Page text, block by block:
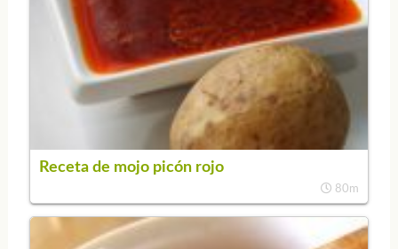
Receta de mojo picón rojo
80m